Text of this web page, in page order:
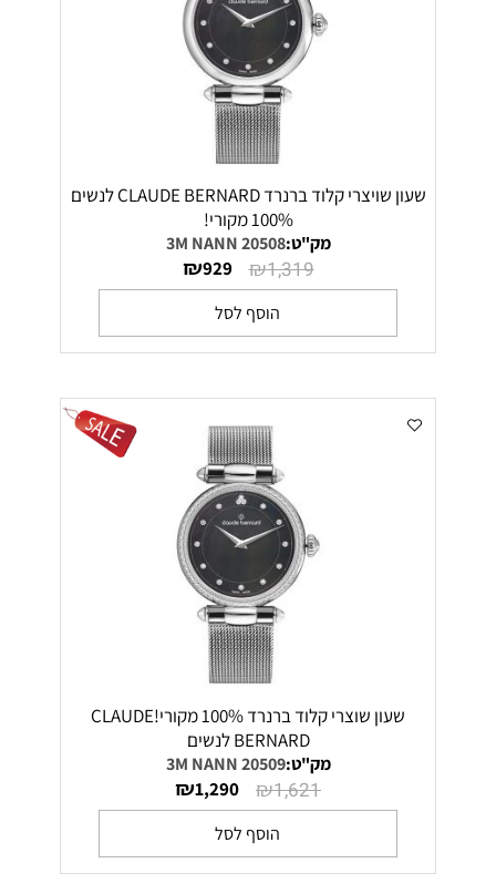
שעון שויצרי קלוד ברנרד CLAUDE BERNARD לנשים
100% מקורי!
מק"ט:20508 3M NANN
₪1,319
₪929
הוסף לסל
שעון שוצרי קלוד ברנרד 100% מקורי!CLAUDE
BERNARD לנשים
מק"ט:20509 3M NANN
₪1,621
₪1,290
הוסף לסל